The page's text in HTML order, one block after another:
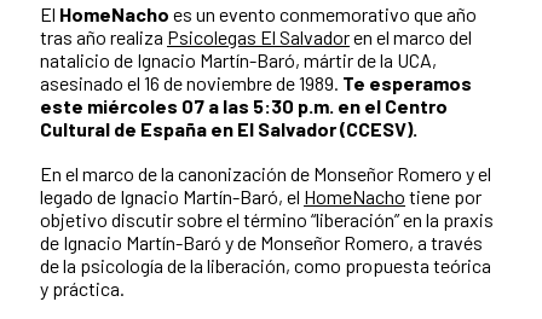
El HomeNacho es un evento conmemorativo que año
tras año realiza Psicolegas El Salvadoren el marco del
natalicio de Ignacio Martín-Baró, mártir de la UCA,
asesinado el 16 de noviembre de 1989. Te esperamos
este miércoles 07 a las 5:30 p.m. en el Centro
Cultural de España en El Salvador (CCESV).
En el marco de la canonización de Monseñor Romero y el
legado de Ignacio Martín-Baró, el HomeNacho tiene por
objetivo discutir sobre el término “liberación” en la praxis
de Ignacio Martín-Baró y de Monseñor Romero, a través
de la psicología de la liberación, como propuesta teórica
y práctica.